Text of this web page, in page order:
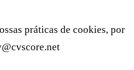
práticas de cookies, por